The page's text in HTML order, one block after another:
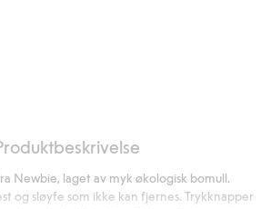
Newbie, laget av myk økologisk bomull.
og sløyfe som ikke kan fjernes. Trykknapper